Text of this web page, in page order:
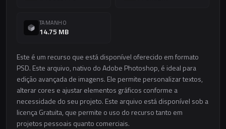
TAMANHO
14.75 MB
Este é um recurso que está disponível oferecido em formato
PSD. Este arquivo, nativo do Adobe Photoshop, é ideal para
edição avançada de imagens. Ele permite personalizar textos,
alterar cores e ajustar elementos gráficos conforme a
necessidade do seu projeto. Este arquivo está disponível sob a
licença Gratuita, que permite o uso do recurso tanto em
projetos pessoais quanto comerciais.